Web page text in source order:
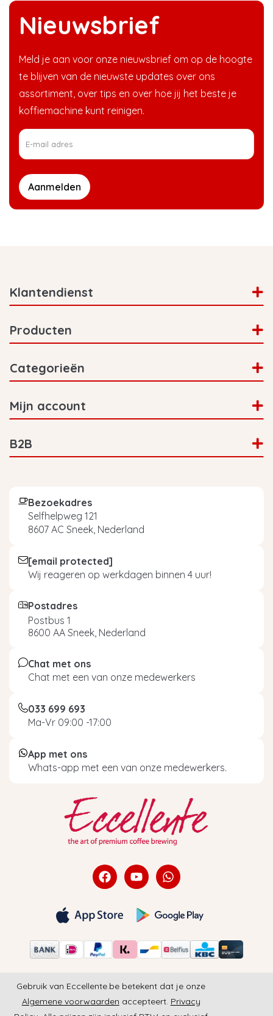
Nieuwsbrief
Meld je aan voor onze nieuwsbrief om op de hoogte
te blijven van de nieuwste updates over ons
assortiment, over tips en over hoe jij het beste je
koffiemachine kunt reinigen.
Aanmelden
Klantendienst
Producten
Categorieën
Mijn account
B2B
Bezoekadres
Selfhelpweg 121
8607 AC Sneek, Nederland
[email protected]
Wij reageren op werkdagen binnen 4 uur!
Postadres
Postbus 1
8600 AA Sneek, Nederland
Chat met ons
Chat met een van onze medewerkers
033 699 693
Ma-Vr 09:00 -17:00
App met ons
Whats-app met een van onze medewerkers.
Gebruik van Eccellente.be betekent dat je onze
Algemene voorwaarden accepteert. Privacy